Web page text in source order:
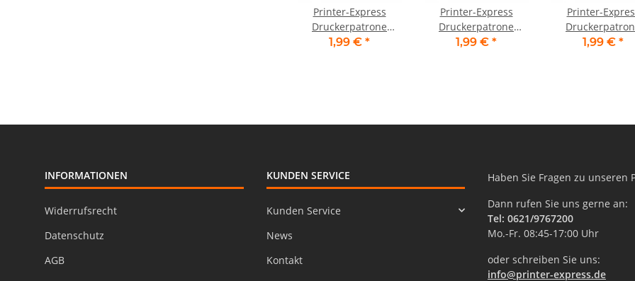
Printer-Express
Druckerpatrone
ersetzt Brother LC-
1,99 € *
Printer-Express
Druckerpatrone
ersetzt Brother LC-
1,99 € *
Printer-
ersetzt Brother
1,99 € *
INFORMATIONEN
Widerrufsrecht
Datenschutz
AGB
KUNDEN SERVICE
Kunden Service
News
Kontakt
Haben Sie Fragen zu unseren
Dann rufen Sie uns gerne an:
Tel: 0621/9767200
Mo.-Fr. 08:45-17:00 Uhr
oder schreiben Sie uns:
info@printer-express.de